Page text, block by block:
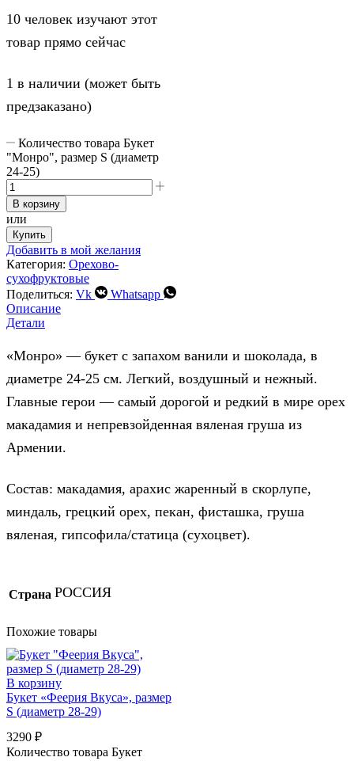
10 человек изучают этот
товар прямо сейчас
1 в наличии (может быть
предзаказано)
Количество товара Букет
"Монро", размер S (диаметр
24-25)
В корзину
или
Купить
Добавить в мой желания
Категория: Орехово-
сухофруктовые
Поделиться: Vk
Whatsapp
Описание
Детали
«Монро» — букет с запахом ванили и шоколада, в
диаметре 24-25 см. Легкий, воздушный и нежный.
Главные герои — самый дорогой и редкий в мире орех
макадамия и непревзойденная вяленая груша из
Армении.
Состав: макадамия, арахис жаренный в скорлупе,
миндаль, грецкий орех, пекан, фисташка, груша
вяленая, гипсофила/статица (сухоцвет).
Страна РОССИЯ
Похожие товары
В корзину
Букет «Феерия Вкуса», размер
S (диаметр 28-29)
3290 ₽
Количество товара Букет